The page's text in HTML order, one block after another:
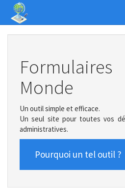
Monde
Un outil simple et efficace.
Un seul site pour toutes vos
administratives.
Pourquoi un tel outil ?